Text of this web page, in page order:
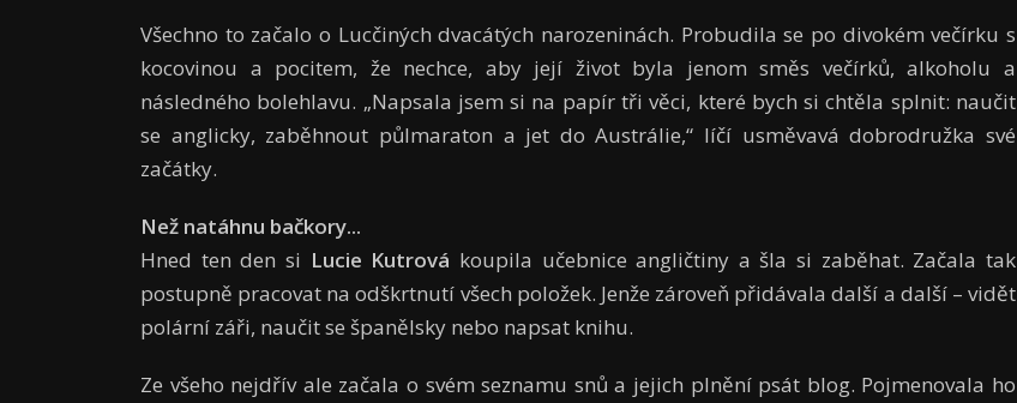
Všechno to začalo o Lucčiných dvacátých narozeninách. Probudila se po divokém večírku s
kocovinou a pocitem, že nechce, aby její život byla jenom směs večírků, alkoholu a
následného bolehlavu. „Napsala jsem si na papír tři věci, které bych si chtěla splnit: naučit
se anglicky, zaběhnout půlmaraton a jet do Austrálie,“ líčí usměvavá dobrodružka své
začátky.
Než natáhnu bačkory...
Hned ten den si Lucie Kutrová koupila učebnice angličtiny a šla si zaběhat. Začala tak
postupně pracovat na odškrtnutí všech položek. Jenže zároveň přidávala další a další – vidět
polární záři, naučit se španělsky nebo napsat knihu.
Ze všeho nejdřív ale začala o svém seznamu snů a jejich plnění psát blog. Pojmenovala ho